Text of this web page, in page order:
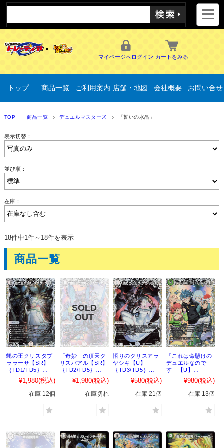
マイページへログイン カートをみる
トップ 商品一覧 ご利用案内 店舗・地図 会社概要 お問い合せ
TOP 商品一覧 デュエルマスターズ 「誓いの水晶」
表示切替：
並び順：
在庫：
18件中1件～18件を表示
商品一覧
蠅の王クリスタブ
ララーサ【SR】
｛TD1/TD5｝
［24SP2］
¥1,980(税込)
在庫 12個
「奇妙」の頂天ク
リスバアル【SR】
｛TD2/TD5｝
［24SP2］
¥1,980(税込)
在庫切れ
悟りのクリスアラ
ヤシキ【U】
｛TD3/TD5｝
［24SP2］
¥580(税込)
在庫 21個
「これは命懸けの
デュエルなので
す」【U】
｛TD4/TD5｝
［24SP2］
¥980(税込)
在庫 13個